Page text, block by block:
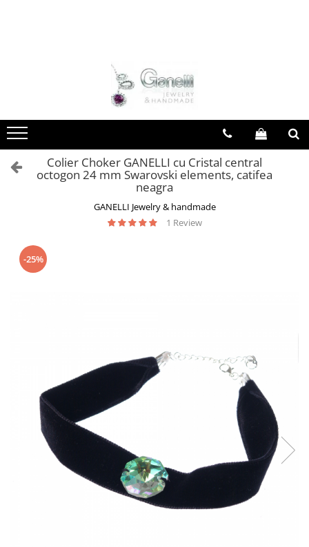
mandale Indochina
mandale Egipt
mandale Indonezia
mandale Thailanda
din Banat
din Oltenia
din Muntenia
din Dobrogea
Colier Choker GANELLI cu Cristal central
octogon 24 mm Swarovski elements, catifea
neagra
GANELLI Jewelry & handmade
1 Review
-25%